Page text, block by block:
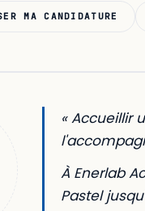
MA CANDIDATURE
« Accueillir
À Enerlab
Pastel